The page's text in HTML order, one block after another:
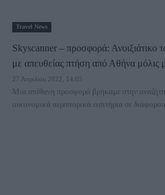
Travel News
Skyscanner – προσφορά: Ανοιξιάτικο
με απευθείας πτήση από Αθήνα μόλις
27 Απριλίου 2022, 14:05
Μια απίθανη προσφορά βρήκαμε στην
οικονομικά αεροπορικά εισιτήρια σε